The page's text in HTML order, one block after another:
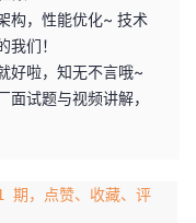
构，性能优化~ 技术
们！
好啦，知无不言哦~
试题与视频讲解，
，点赞、收藏、评